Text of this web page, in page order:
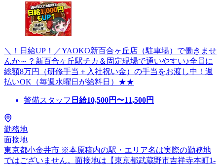
＼！日給UP！／YAOKO新百合ヶ丘店（駐車場）で働きませ
んか～？新百合ヶ丘駅チカ＆固定現場で通いやすい♪全員に
総額8万円（研修手当＋入社祝い金）の手当をお渡し中！週
払いOK（毎週水曜日が給料日）★★
警備スタッフ 日給10,500円〜11,500円
勤務地
面接地
東京都小金井市 ※本原稿内の駅・エリア名は実際の勤務地
ではございません。面接地は【東京都武蔵野市吉祥寺本町1-